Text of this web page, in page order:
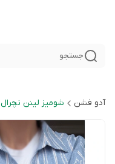
جستجو
آدو فشن شوميز لينن نچرال